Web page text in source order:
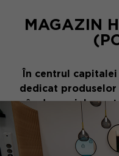
MAGAZIN
În centrul
dedicat
în domeniul
cadrul
Warsaw, nu